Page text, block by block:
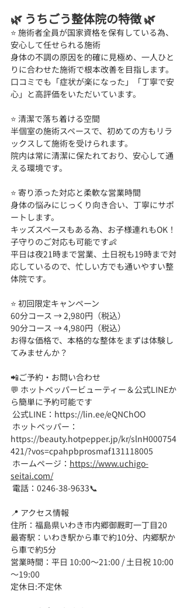
🌿 うちごう整体院の特徴 🌿
⭐ 施術者全員が国家資格を保有している為、
安心して任せられる施術
身体の不調の原因を的確に見極め、一人ひと
りに合わせた施術で根本改善を目指します。
口コミでも「症状が楽になった」「丁寧で安
心」と高評価をいただいています。
⭐ 清潔で落ち着ける空間
半個室の施術スペースで、初めての方もリラ
ックスして施術を受けられます。
院内は常に清潔に保たれており、安心して通
える環境です。
⭐ 寄り添った対応と柔軟な営業時間
身体の悩みにじっくり向き合い、丁寧にサポ
ートします。
キッズスペースもある為、お子様連れもOK！
子守りのご対応も可能です👶
平日は夜21時まで営業、土日祝も19時まで対
応しているので、忙しい方でも通いやすい整
体院です。
⭐ 初回限定キャンペーン
60分コース → 2,980円（税込）
90分コース → 4,980円（税込）
お得な価格で、本格的な整体をまずは体験し
てみませんか？
📲ご予約・お問い合わせ
💬 ホットペッパービューティー＆公式LINEか
ら簡単に予約可能です
公式LINE： https://lin.ee/eQNChOO
ホットペッパー：
https://beauty.hotpepper.jp/kr/slnH000754
421/?vos=cpahpbprosmaf131118005
ホームページ： https://www.uchigo-
seitai.com/
電話：0246-38-9633📞
📍 アクセス情報
住所：福島県いわき市内郷御厩町一丁目20
最寄駅：いわき駅から車で約10分、内郷駅か
ら車で約5分
営業時間：平日 10:00～21:00 / 土日祝 10:00
～19:00
定休日:不定休